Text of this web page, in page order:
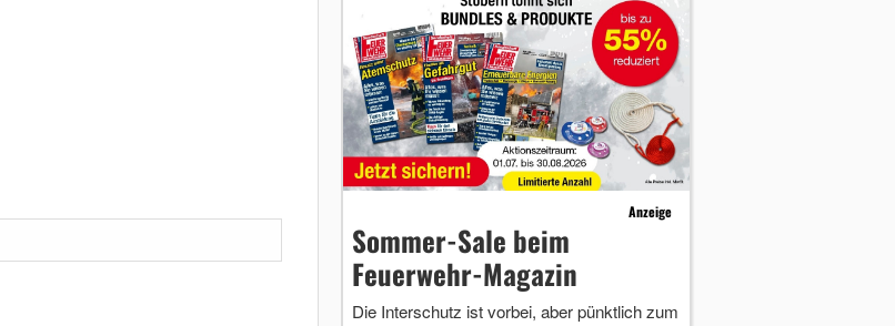
Anzeige
Sommer-Sale beim
Feuerwehr-Magazin
Die Interschutz ist vorbei, aber pünktlich zum